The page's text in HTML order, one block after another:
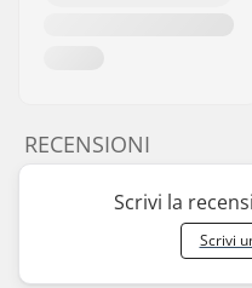
RECENSIONI
Scrivi la
Scrivi